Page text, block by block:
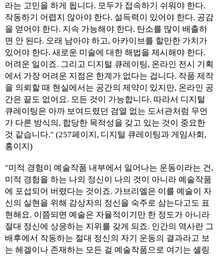
라는 고민을 하게 됩니다. 모두가 접속하기 쉬워야 한다.
작동하기 어렵지 않아야 한다. 설득력이 있어야 한다. 공감
을 얻어야 한다. 지속 가능해야 한다. 탄소를 많이 배출하
면 안 된다. 오래 남아야 하고, 아카이브를 할만한 가치가
있어야 한다. 새로운 미술에 대한 해법을 제시해야 한다.
어려운 일이죠. 그리고 디지털 큐레이팅, 온라인 전시 기획
에서 가장 어려운 지점은 한계가 없다는 겁니다. 작품 제작
을 의뢰할 때 현실에서는 공간의 제약이 있지만, 온라인 공
간은 끝도 없어요. 모든 것이 가능합니다. 따라서 디지털
큐레이팅은 아까 보여드렸던 검열 없는 도서관처럼 무언
가 다른 방식의, 합당한 목적성을 갖고 있는 것이 중요한
것 같습니다." (257페이지, 디지털 큐레이팅과 게임사회,
홍이지)
"미적 경험이 예술작품 내부에서 일어나는 운동이라는 건,
미적 경험을 하는 나의 정신이 나의 것이 아니라 예술작품
에 포섭되어 버렸다는 것이죠. 가브리엘은 이를 예술이 자
신의 실현을 위해 감상자의 정신을 숙주로 삼는다고도 표
현해요. 이쯤되면 예술은 자율적이기만 한 정도가 아니라
절대 정신에 상응하는 지위를 갖게 되죠. 인간의 역사란 그
배후에서 작동하는 절대 정신의 자기 운동의 결과라고 보
는 헤겔이나 존재하는 모든 걸 예술작품으로 여기는 셸링